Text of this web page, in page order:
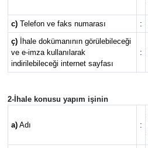
c)Telefon ve faks numarası :
ç)İhale dokümanının görülebileceği
ve e-imza kullanılarak
indirilebileceği internet sayfası
:
2-İhale konusu yapım işinin
a)Adı :